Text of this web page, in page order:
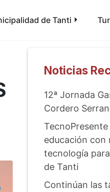
de Tanti
Noticias
12ª Jornada
Cordero
educación con
tecnología
de Tanti
Continúan las